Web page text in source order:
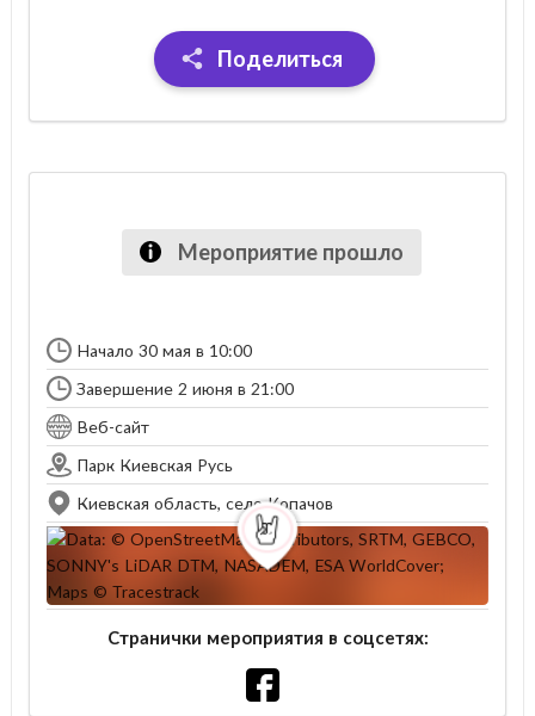
Поделиться
Мероприятие прошло
Начало 30 мая в 10:00
Завершение 2 июня в 21:00
Веб-сайт
Парк Киевская Русь
Киевская область, cело Копачов
Странички мероприятия в соцсетях: